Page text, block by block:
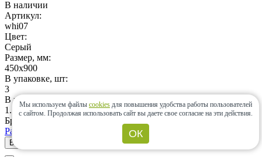
В наличии
Артикул:
whi07
Цвет:
Серый
Размер, мм:
450x900
В упаковке, шт:
3
В упаковке, м2:
1.210
Бренд:
Pamesa (Испания)
В корзину
Мы используем файлы cookies для повышения удобства работы пользователей
с сайтом. Продолжая использовать сайт вы даете свое согласие на эти действия.
ОК